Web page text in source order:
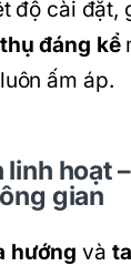
độ cài đặt,
đáng kể
ấm áp.
hoạt
gian
hướng và